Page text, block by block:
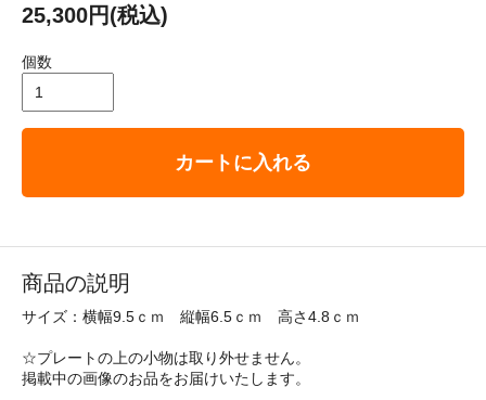
25,300円(税込)
個数
カートに入れる
商品の説明
サイズ：横幅9.5ｃｍ 縦幅6.5ｃｍ 高さ4.8ｃｍ
☆プレートの上の小物は取り外せません。
掲載中の画像のお品をお届けいたします。